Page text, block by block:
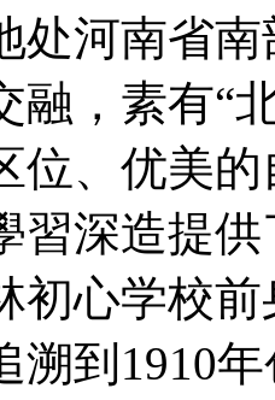
处河南省
融，素有“
位、优美
習深造提
初心学校
溯到1910